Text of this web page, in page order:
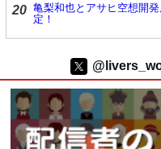
20 亀梨和也とアサヒ空想開
定！